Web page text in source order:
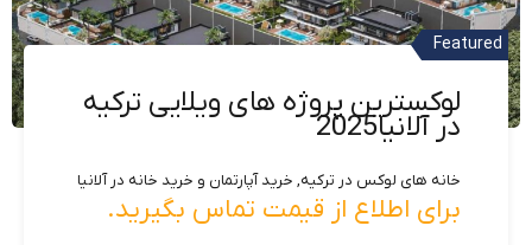
Featured
لوکسترین پروژه های ویلایی ترکیه
در آلانیا2025
خانه های لوکس در ترکیه, خرید آپارتمان و خرید خانه در آلانیا
برای اطلاع از قیمت تماس بگیرید.
Featured
خرید آپارتمان لوکس در آلانیا
265,000 €
Featured
خرید آپارتمان در آلانیا
Bedrooms
211 و مترمربع
خرید ویلای ساحلی در استانبول
Featured
آپارتمان ساحلی در استانبول
مناسب اخذ شهروندی ترکیه